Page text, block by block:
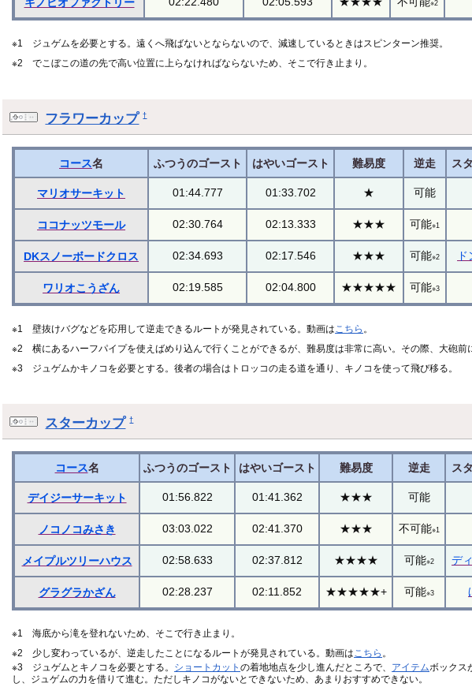
※2
※1 ジュゲムを必要とする。遠くへ飛ばないとならないので、減速しているときはスピンターン推奨。
※2 でこぼこの道の先で高い位置に上らなければならないため、そこで行き止まり。
フラワーカップ †
コース名 ふつうのゴースト はやいゴースト 難易度 逆走 ス
マリオサーキット 01:44.777 01:33.702 ★ 可能
ココナッツモール 02:30.764 02:13.333 ★★★ 可能※1
DKスノーボードクロス 02:34.693 02:17.546 ★★★ 可能※2
ワリオこうざん 02:19.585 02:04.800 ★★★★★ 可能※3
※1 壁抜けバグなどを応用して逆走できるルートが発見されている。動画は こちら 。
※2 横にあるハーフパイプを使えばめり込んで行くことができるが、難易度は非常に高い。その際、大砲前
※3 ジュゲムかキノコを必要とする。後者の場合はトロッコの走る道を通り、キノコを使って飛び移る。
スターカップ †
コース名 ふつうのゴースト はやいゴースト 難易度 逆走 ス
デイジーサーキット 01:56.822 01:41.362 ★★★ 可能
ノコノコみさき 03:03.022 02:41.370 ★★★ 不可能※1
メイプルツリーハウス 02:58.633 02:37.812 ★★★★ 可能※2 デ
グラグラかざん 02:28.237 02:11.852 ★★★★★+ 可能※3
※1 海底から滝を登れないため、そこで行き止まり。
※2 少し変わっているが、逆走したことになるルートが発見されている。動画はこちら 。
※3 ジュゲムとキノコを必要とする。 ショートカットの着地地点を少し進んだところで、 アイテムボックス
し、ジュゲムの力を借りて進む。ただしキノコがないとできないため、あまりおすすめできない。